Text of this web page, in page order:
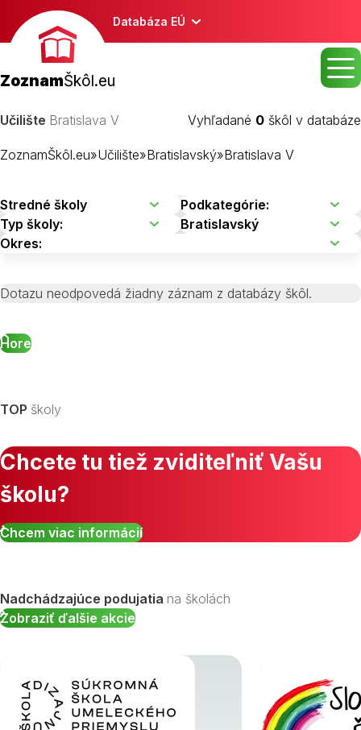
Databáza EÚ
ZoznamŠkôl.eu
Učilište Bratislava V Vyhľadané 0 škôl v databáze
ZoznamŠkôl.eu»Učilište»Bratislavský»Bratislava V
Dotazu neodpovedá žiadny záznam z databázy škôl.
Hore
TOP školy
Chcete tu tiež zviditeľniť Vašu
školu?
Chcem viac informácií
Nadchádzajúce podujatia na školách
Zobraziť ďalšie akcie